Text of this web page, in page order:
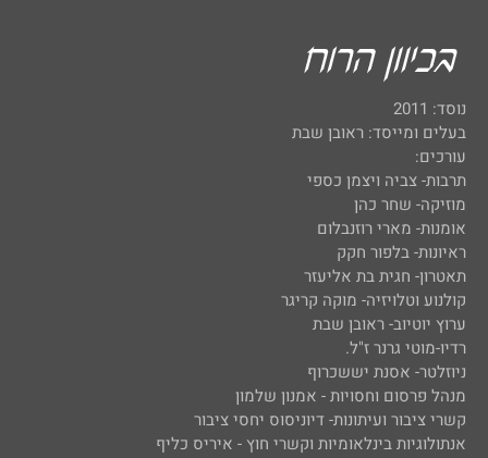
נוסד: 2011
בעלים ומייסד: ראובן שבת
עורכים:
תרבות- צביה ויצמן כספי
מוזיקה- שחר כהן
אומנות- מארי רוזנבלום
ראיונות- בלפור חקק
תאטרון- חגית בת אליעזר
קולנוע וטלויזיה- מוקה קריגר
ערוץ יוטיוב- ראובן שבת
רדיו-מוטי גרנר ז"ל.
ניוזלטר- אסנת יששכרוף
מנהל פרסום וחסויות - אמנון שלמון
קשרי ציבור ועיתונות- דיוניסוס יחסי ציבור
אנתולוגיות בינלאומיות וקשרי חוץ - איריס כליף